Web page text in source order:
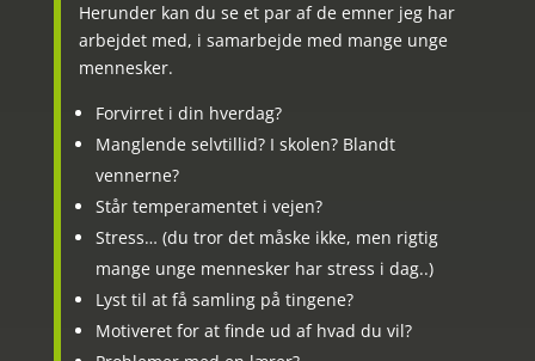
Herunder kan du se et par af de emner jeg har
arbejdet med, i samarbejde med mange unge
mennesker.
Forvirret i din hverdag?
Manglende selvtillid? I skolen? Blandt
vennerne?
Står temperamentet i vejen?
Stress… (du tror det måske ikke, men rigtig
mange unge mennesker har stress i dag..)
Lyst til at få samling på tingene?
Motiveret for at finde ud af hvad du vil?